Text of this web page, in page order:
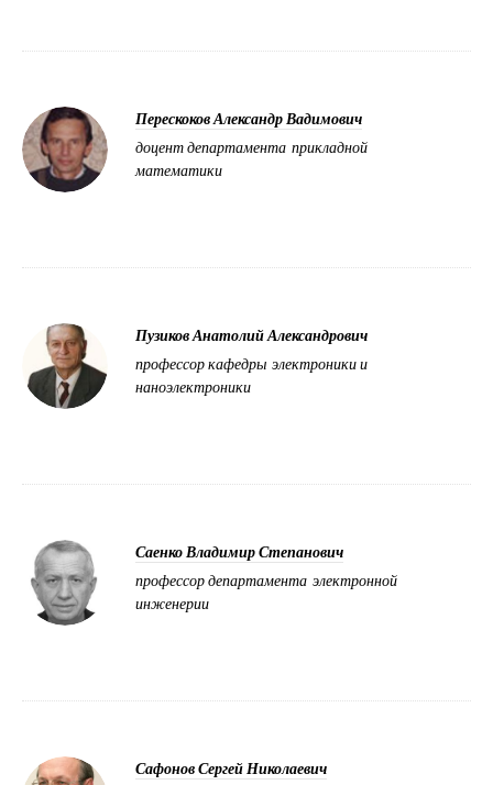
Перескоков Александр Вадимович
доцент департамента прикладной
математики
Пузиков Анатолий Александрович
профессор кафедры электроники и
наноэлектроники
Саенко Владимир Степанович
профессор департамента электронной
инженерии
Сафонов Сергей Николаевич